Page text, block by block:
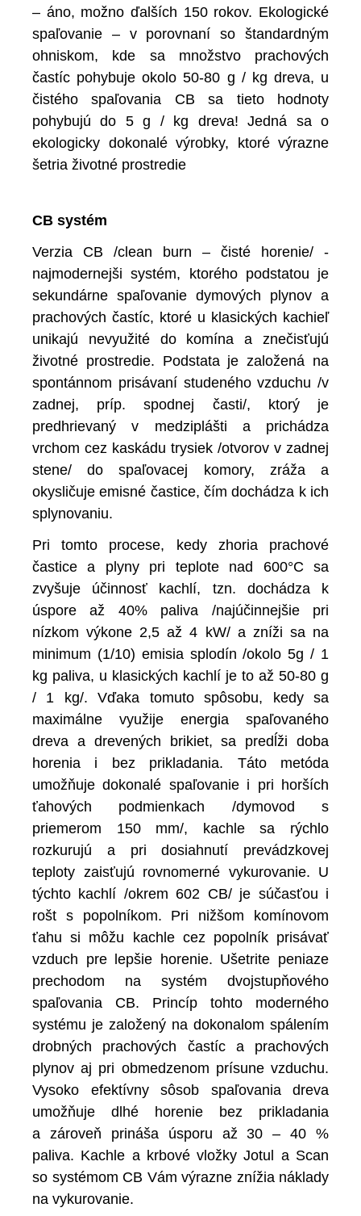
– áno, možno ďalších 150 rokov. Ekologické
spaľovanie – v porovnaní so štandardným
ohniskom, kde sa množstvo prachových
častíc pohybuje okolo 50-80 g / kg dreva, u
čistého spaľovania CB sa tieto hodnoty
pohybujú do 5 g / kg dreva! Jedná sa o
ekologicky dokonalé výrobky, ktoré výrazne
šetria životné prostredie
CB systém
Verzia CB /clean burn – čisté horenie/ -
najmodernejši systém, ktorého podstatou je
sekundárne spaľovanie dymových plynov a
prachových častíc, ktoré u klasických kachieľ
unikajú nevyužité do komína a znečisťujú
životné prostredie. Podstata je založená na
spontánnom prisávaní studeného vzduchu /v
zadnej, príp. spodnej časti/, ktorý je
predhrievaný v medziplášti a prichádza
vrchom cez kaskádu trysiek /otvorov v zadnej
stene/ do spaľovacej komory, zráža a
okysličuje emisné častice, čím dochádza k ich
splynovaniu.
Pri tomto procese, kedy zhoria prachové
častice a plyny pri teplote nad 600°C sa
zvyšuje účinnosť kachlí, tzn. dochádza k
úspore až 40% paliva /najúčinnejšie pri
nízkom výkone 2,5 až 4 kW/ a zníži sa na
minimum (1/10) emisia splodín /okolo 5g / 1
kg paliva, u klasických kachlí je to až 50-80 g
/ 1 kg/. Vďaka tomuto spôsobu, kedy sa
maximálne využije energia spaľovaného
dreva a drevených brikiet, sa predĺži doba
horenia i bez prikladania. Táto metóda
umožňuje dokonalé spaľovanie i pri horších
ťahových podmienkach /dymovod s
priemerom 150 mm/, kachle sa rýchlo
rozkurujú a pri dosiahnutí prevádzkovej
teploty zaisťujú rovnomerné vykurovanie. U
týchto kachlí /okrem 602 CB/ je súčasťou i
rošt s popolníkom. Pri nižšom komínovom
ťahu si môžu kachle cez popolník prisávať
vzduch pre lepšie horenie. Ušetrite peniaze
prechodom na systém dvojstupňového
spaľovania CB. Princíp tohto moderného
systému je založený na dokonalom spálením
drobných prachových častíc a prachových
plynov aj pri obmedzenom prísune vzduchu.
Vysoko efektívny sôsob spaľovania dreva
umožňuje dlhé horenie bez prikladania
a zároveň prináša úsporu až 30 – 40 %
paliva. Kachle a krbové vložky Jotul a Scan
so systémom CB Vám výrazne znížia náklady
na vykurovanie.